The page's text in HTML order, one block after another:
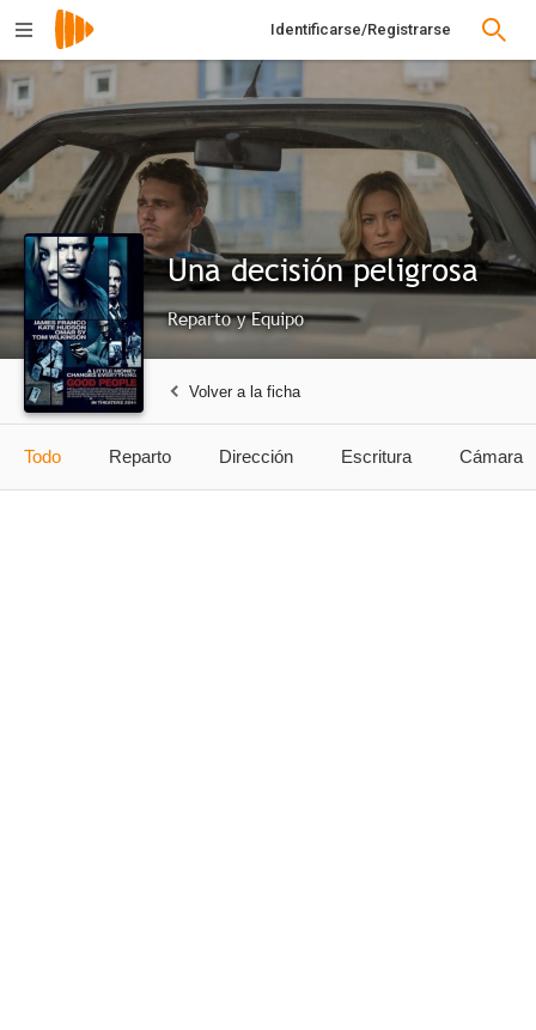
Identificarse/Registrarse
Una decisión peligrosa
Reparto y Equipo
Volver a la ficha
Todo Reparto Dirección Escritura Cámara